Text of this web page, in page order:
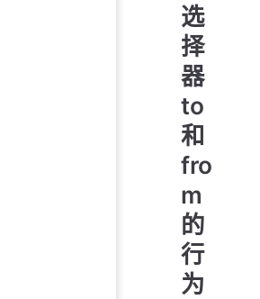
选
择
器
to
和
fro
m
的
行
为